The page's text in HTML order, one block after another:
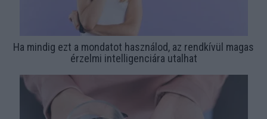
Ha mindig ezt a mondatot használod, az rendkívül magas
érzelmi intelligenciára utalhat